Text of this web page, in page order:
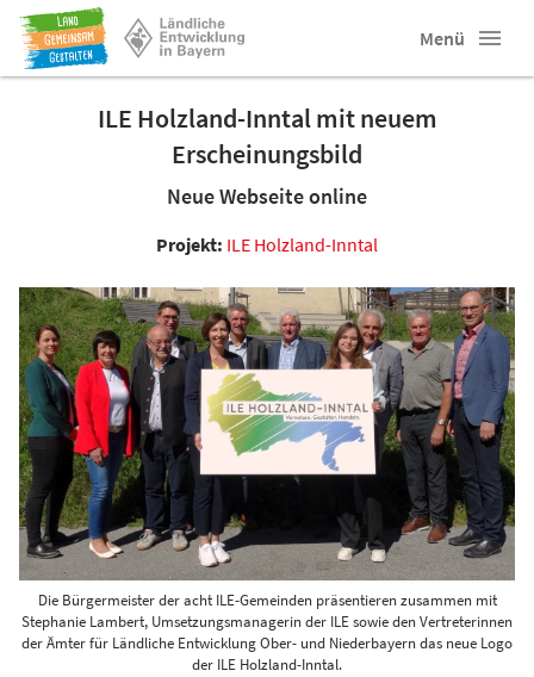
Menü
ILE Holzland-Inntal mit neuem
Erscheinungsbild
Neue Webseite online
Projekt: ILE Holzland-Inntal
Die Bürgermeister der acht ILE-Gemeinden präsentieren zusammen mit
Stephanie Lambert, Umsetzungsmanagerin der ILE sowie den Vertreterinnen
der Ämter für Ländliche Entwicklung Ober- und Niederbayern das neue Logo
der ILE Holzland-Inntal.